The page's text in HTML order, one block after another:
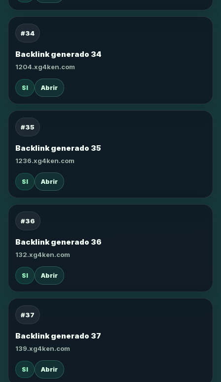
#34
Backlink generado 34
1204.xg4ken.com
SI Abrir
#35
Backlink generado 35
1236.xg4ken.com
SI Abrir
#36
Backlink generado 36
132.xg4ken.com
SI Abrir
#37
Backlink generado 37
139.xg4ken.com
SI Abrir